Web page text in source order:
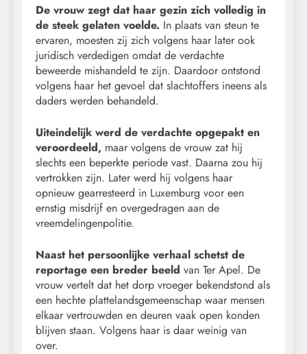
De vrouw zegt dat haar gezin zich volledig in
de steek gelaten voelde. In plaats van steun te
ervaren, moesten zij zich volgens haar later ook
juridisch verdedigen omdat de verdachte
beweerde mishandeld te zijn. Daardoor ontstond
volgens haar het gevoel dat slachtoffers ineens als
daders werden behandeld.
Uiteindelijk werd de verdachte opgepakt en
veroordeeld, maar volgens de vrouw zat hij
slechts een beperkte periode vast. Daarna zou hij
vertrokken zijn. Later werd hij volgens haar
opnieuw gearresteerd in Luxemburg voor een
ernstig misdrijf en overgedragen aan de
vreemdelingenpolitie.
Naast het persoonlijke verhaal schetst de
reportage een breder beeld van Ter Apel. De
vrouw vertelt dat het dorp vroeger bekendstond als
een hechte plattelandsgemeenschap waar mensen
elkaar vertrouwden en deuren vaak open konden
blijven staan. Volgens haar is daar weinig van
over.